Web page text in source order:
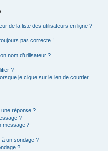
de la liste des utilisateurs en ligne ?
pas correcte !
nom d’utilisateur ?
?
je clique sur le lien de courrier
une réponse ?
?
message ?
à un sondage ?
?